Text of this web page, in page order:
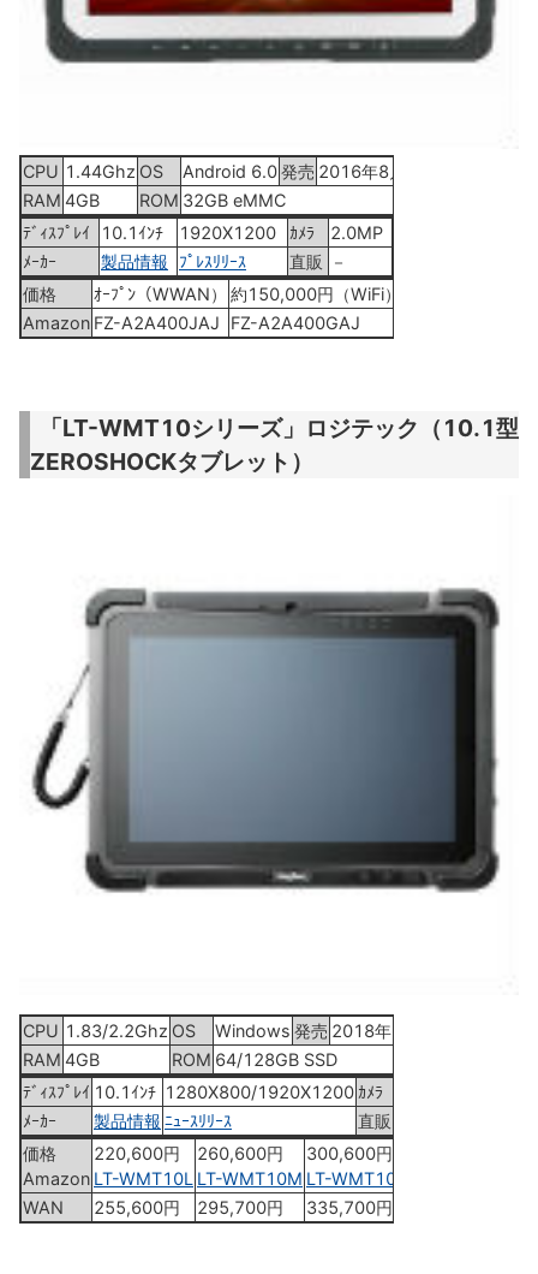
CPU 1.44Ghz OS Android 6.0発売 2016年8月上旬
RAM 4GB ROM 32GB eMMC
ﾃﾞｨｽﾌﾟﾚｲ
10.1ｲﾝﾁ 1920X1200 ｶﾒﾗ
2.0MP
ﾒｰｶｰ
製品情報 ﾌﾟﾚｽﾘﾘｰｽ 直販
－
価格
ｵｰﾌﾟﾝ（WWAN）
約150,000円（WiFi）
Amazon FZ-A2A400JAJ FZ-A2A400GAJ
「LT-WMT10シリーズ」ロジテック（10.1型
ZEROSHOCKタブレット）
CPU 1.83/2.2Ghz OS Windows 発売 2018年3月
RAM 4GB ROM 64/128GB SSD
ﾃﾞｨｽﾌﾟﾚｲ 10.1ｲﾝﾁ 1280X800/1920X1200 ｶﾒﾗ
ﾒｰｶｰ
製品情報 ﾆｭｰｽﾘﾘｰｽ 直販
価格
Amazon
220,600円
LT-WMT10L
260,600円
LT-WMT10M
300,600円
LT-WMT10H
WAN
255,600円 295,700円 335,700円